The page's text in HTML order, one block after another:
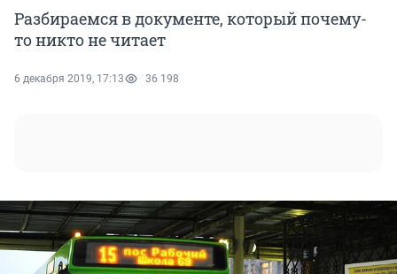
Разбираемся в документе, который почему-
то никто не читает
6 декабря 2019, 17:13 36 198